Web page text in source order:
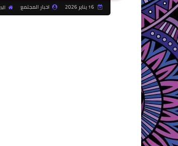
اخبار المجتمع